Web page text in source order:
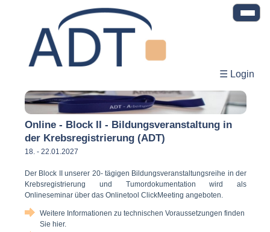
☰ Login
Online - Block II - Bildungsveranstaltung in
der Krebsregistrierung (ADT)
18. - 22.01.2027
Der Block II unserer 20- tägigen Bildungsveranstaltungsreihe in der
Krebsregistrierung und Tumordokumentation wird als
Onlineseminar über das Onlinetool ClickMeeting angeboten.
Weitere Informationen zu technischen Voraussetzungen finden
Sie hier.